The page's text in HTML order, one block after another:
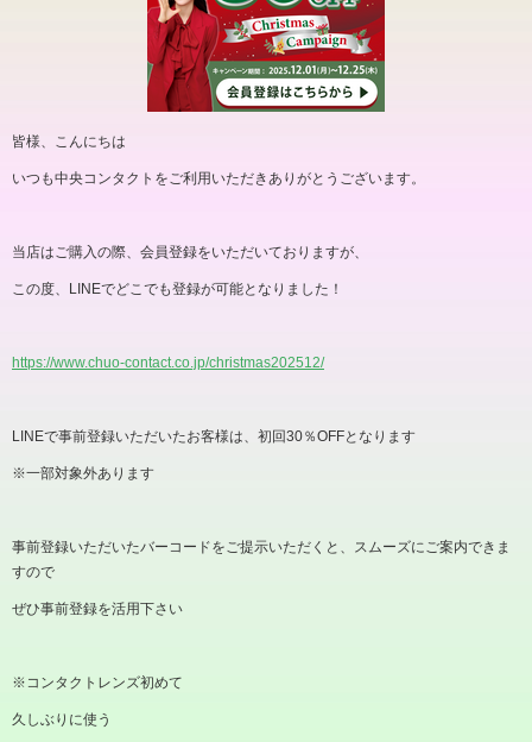
皆様、こんにちは
いつも中央コンタクトをご利用いただきありがとうございます。
当店はご購入の際、会員登録をいただいておりますが、
この度、 LINEでどこでも登録が可能となりました！
https://www.chuo-contact.co.jp/christmas202512/
LINEで事前登録いただいたお客様は、初回30％OFFとなります
※一部対象外あります
事前登録いただいたバーコードをご提示いただくと、スムーズにご案内できま
すので
ぜひ事前登録を活用下さい
※コンタクトレンズ初めて
久しぶりに使う